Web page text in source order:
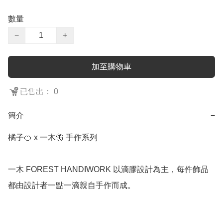
數量
−
+
加至購物車
已售出： 0
簡介 −
橘子🍊 x 一木🦋 手作系列
一木 FOREST HANDIWORK 以滴膠設計為主，每件飾品
都由設計者一點一滴親自手作而成。